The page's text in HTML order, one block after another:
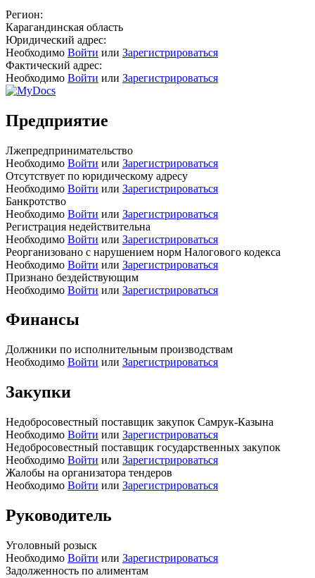
Регион:
Карагандинская область
Юридический адрес:
Необходимо Войти или Зарегистрироваться
Фактический адрес:
Необходимо Войти или Зарегистрироваться
Предприятие
Лжепредпринимательство
Необходимо Войти или Зарегистрироваться
Отсутствует по юридическому адресу
Необходимо Войти или Зарегистрироваться
Банкротство
Необходимо Войти или Зарегистрироваться
Регистрация недействительна
Необходимо Войти или Зарегистрироваться
Реорганизовано с нарушением норм Налогового кодекса
Необходимо Войти или Зарегистрироваться
Признано бездействующим
Необходимо Войти или Зарегистрироваться
Финансы
Должники по исполнительным производствам
Необходимо Войти или Зарегистрироваться
Закупки
Недобросовестный поставщик закупок Самрук-Казына
Необходимо Войти или Зарегистрироваться
Недобросовестный поставщик государственных закупок
Необходимо Войти или Зарегистрироваться
Жалобы на организатора тендеров
Необходимо Войти или Зарегистрироваться
Руководитель
Уголовный розыск
Необходимо Войти или Зарегистрироваться
Задолженность по алиментам